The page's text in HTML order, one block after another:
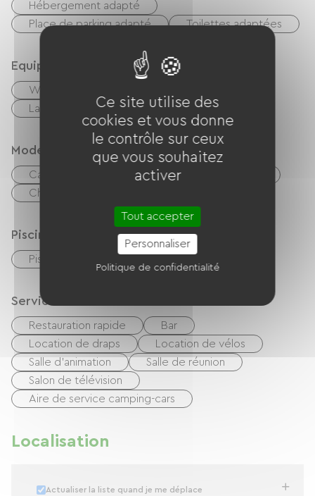
Hébergement adapté
Place de parking adapté
Toilettes adaptées
Equipements
Wifi gratuit
Lave linge collectif
Sanitaires communs
Modes de paiement
Carte Bancaire Chèques
Chèques vacances (ANCV)
Piscine
Piscine collective
Services
Restauration rapide
Bar
Location de draps
Location de vélos
Salle d'animation
Salle de réunion
Salon de télévision
Aire de service camping-cars
Localisation
Actualiser la liste quand je me déplace
Ce site utilise des
cookies et vous donne
le contrôle sur ceux
que vous souhaitez
activer
Tout accepter
Personnaliser
Politique de confidentialité